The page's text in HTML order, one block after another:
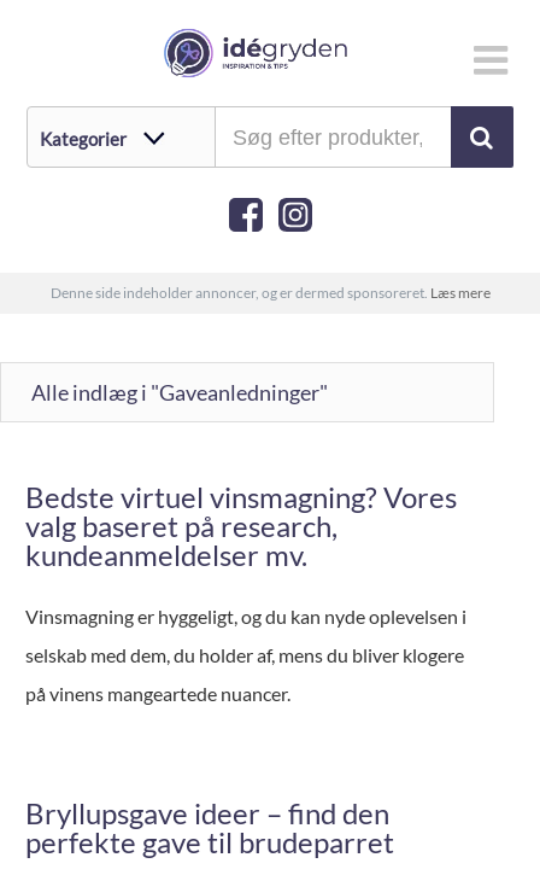
Denne side indeholder annoncer, og er dermed sponsoreret. Læs mere
Alle indlæg i "Gaveanledninger"
Bedste virtuel vinsmagning? Vores
valg baseret på research,
kundeanmeldelser mv.
Vinsmagning er hyggeligt, og du kan nyde oplevelsen i
selskab med dem, du holder af, mens du bliver klogere
på vinens mangeartede nuancer.
Bryllupsgave ideer – find den
perfekte gave til brudeparret